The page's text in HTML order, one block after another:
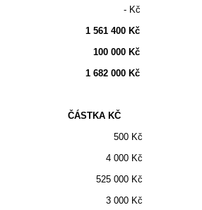
- Kč
1 561 400 Kč
100 000 Kč
1 682 000 Kč
ČÁSTKA KČ
500 Kč
4 000 Kč
525 000 Kč
3 000 Kč